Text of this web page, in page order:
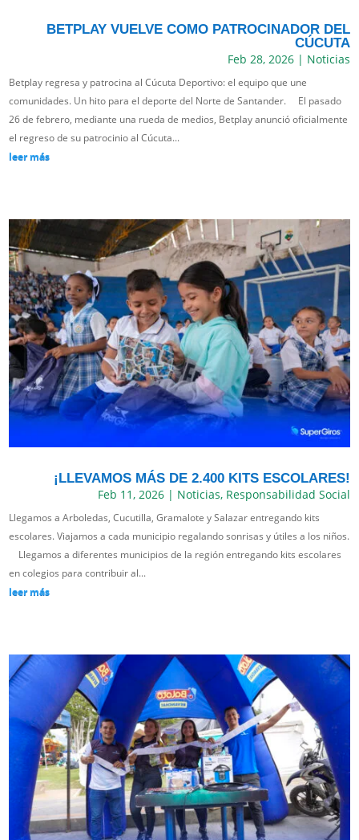
BETPLAY VUELVE COMO PATROCINADOR DEL
CÚCUTA
Feb 28, 2026| Noticias
Betplay regresa y patrocina al Cúcuta Deportivo: el equipo que une
comunidades. Un hito para el deporte del Norte de Santander. El pasado
26 de febrero, mediante una rueda de medios, Betplay anunció oficialmente
el regreso de su patrocinio al Cúcuta...
leer más
¡LLEVAMOS MÁS DE 2.400 KITS ESCOLARES!
Feb 11, 2026| Noticias, Responsabilidad Social
Llegamos a Arboledas, Cucutilla, Gramalote y Salazar entregando kits
escolares. Viajamos a cada municipio regalando sonrisas y útiles a los niños.
Llegamos a diferentes municipios de la región entregando kits escolares
en colegios para contribuir al...
leer más